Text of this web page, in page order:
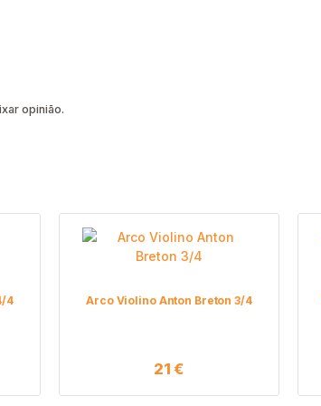
opinião.
4 Arco Violino Anton Breton 3/4
21 €